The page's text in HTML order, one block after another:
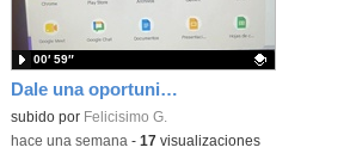
Dale una oportunidad a los Chromebooks y utiliza un proyector para realizar talleres si no tienes pantallas táctiles
Contenido educativo.
subido por Felicisimo G.
00′ 59″
-hace una semana - 17 visualizaciones